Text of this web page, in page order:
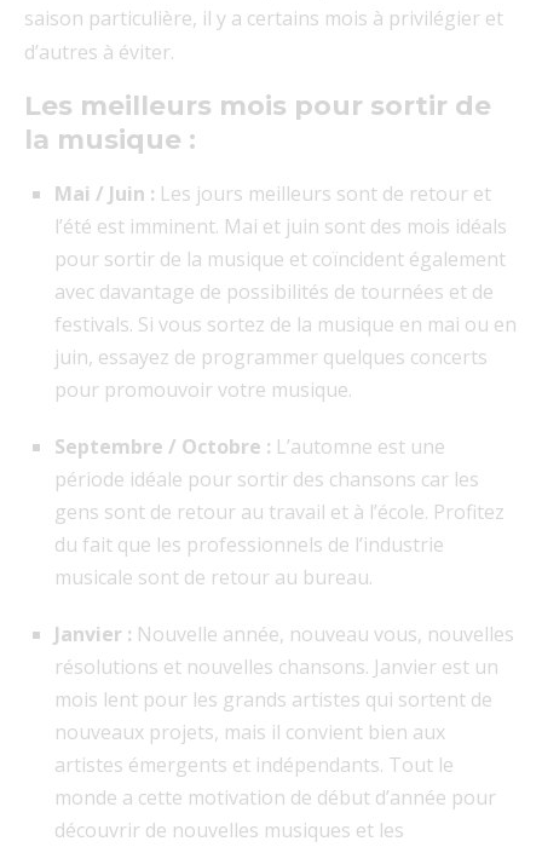
saison particulière, il y a certains mois à privilégier et
d’autres à éviter.
Les meilleurs mois pour sortir de
la musique :
Mai / Juin : Les jours meilleurs sont de retour et
l’été est imminent. Mai et juin sont des mois idéals
pour sortir de la musique et coïncident également
avec davantage de possibilités de tournées et de
festivals. Si vous sortez de la musique en mai ou en
juin, essayez de programmer quelques concerts
pour promouvoir votre musique.
Septembre / Octobre : L’automne est une
période idéale pour sortir des chansons car les
gens sont de retour au travail et à l’école. Profitez
du fait que les professionnels de l’industrie
musicale sont de retour au bureau.
Janvier : Nouvelle année, nouveau vous, nouvelles
résolutions et nouvelles chansons. Janvier est un
mois lent pour les grands artistes qui sortent de
nouveaux projets, mais il convient bien aux
artistes émergents et indépendants. Tout le
monde a cette motivation de début d’année pour
découvrir de nouvelles musiques et les